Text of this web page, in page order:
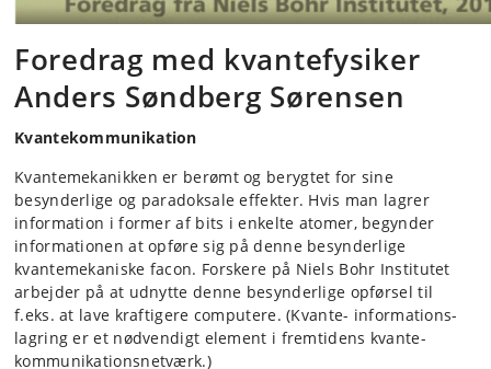
Foredrag med kvantefysiker
Anders Søndberg Sørensen
Kvantekommunikation
Kvantemekanikken er berømt og berygtet for sine
besynderlige og paradoksale effekter. Hvis man lagrer
information i former af bits i enkelte atomer, begynder
informationen at opføre sig på denne besynderlige
kvantemekaniske facon. Forskere på Niels Bohr Institutet
arbejder på at udnytte denne besynderlige opførsel til
f.eks. at lave kraftigere computere. (Kvante- informations-
lagring er et nødvendigt element i fremtidens kvante-
kommunikationsnetværk.)